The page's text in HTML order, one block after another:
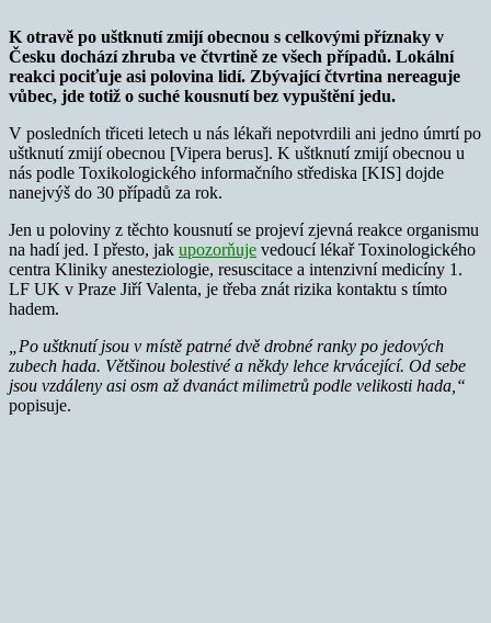
K otravě po uštknutí zmijí obecnou s celkovými příznaky v
Česku dochází zhruba ve čtvrtině ze všech případů. Lokální
reakci pociťuje asi polovina lidí. Zbývající čtvrtina nereaguje
vůbec, jde totiž o suché kousnutí bez vypuštění jedu.
V posledních třiceti letech u nás lékaři nepotvrdili ani jedno úmrtí po
uštknutí zmijí obecnou [Vipera berus]. K uštknutí zmijí obecnou u
nás podle Toxikologického informačního střediska [KIS] dojde
nanejvýš do 30 případů za rok.
Jen u poloviny z těchto kousnutí se projeví zjevná reakce organismu
na hadí jed. I přesto, jak upozorňuje vedoucí lékař Toxinologického
centra Kliniky anesteziologie, resuscitace a intenzivní medicíny 1.
LF UK v Praze Jiří Valenta, je třeba znát rizika kontaktu s tímto
hadem.
„Po uštknutí jsou v místě patrné dvě drobné ranky po jedových
zubech hada. Většinou bolestivé a někdy lehce krvácející. Od sebe
jsou vzdáleny asi osm až dvanáct milimetrů podle velikosti hada,“
popisuje.